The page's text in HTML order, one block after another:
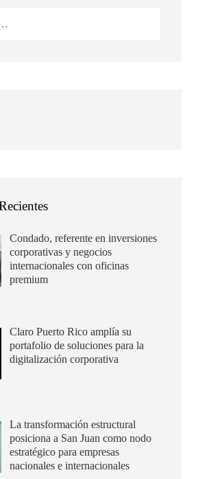
Condado, referente en inversiones
corporativas y negocios
internacionales con oficinas
premium
Claro Puerto Rico amplía su
portafolio de soluciones para la
digitalización corporativa
La transformación estructural
posiciona a San Juan como nodo
estratégico para empresas
nacionales e internacionales